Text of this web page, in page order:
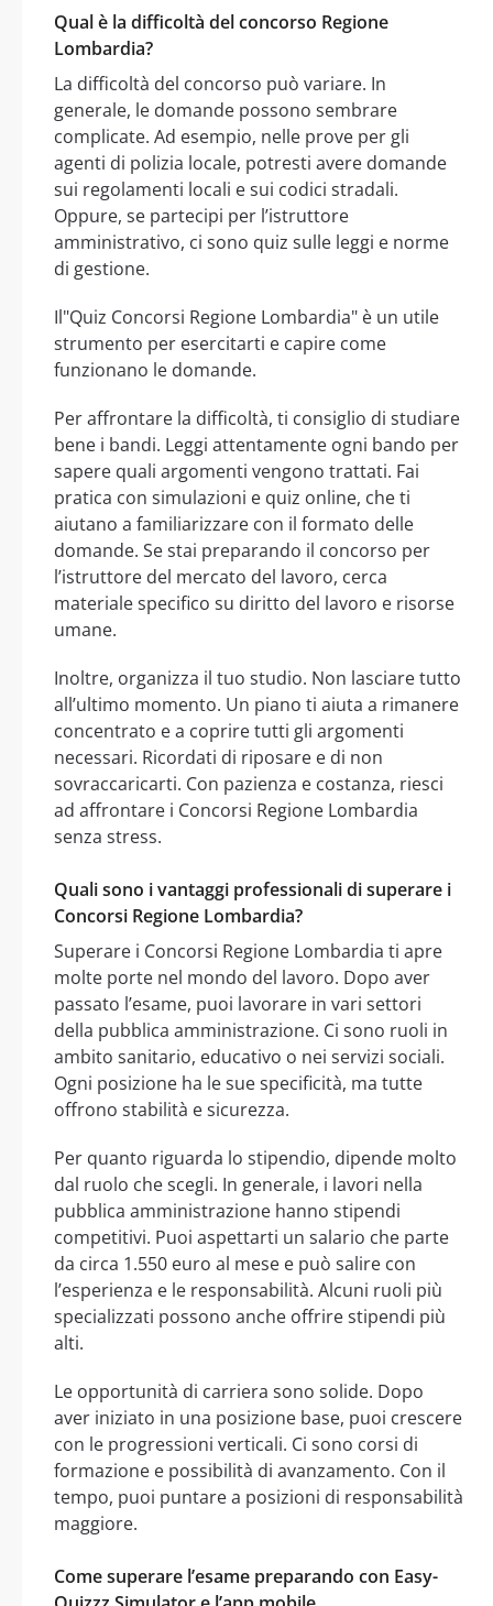
Qual è la difficoltà del concorso Regione
Lombardia?
La difficoltà del concorso può variare. In
generale, le domande possono sembrare
complicate. Ad esempio, nelle prove per gli
agenti di polizia locale, potresti avere domande
sui regolamenti locali e sui codici stradali.
Oppure, se partecipi per l’istruttore
amministrativo, ci sono quiz sulle leggi e norme
di gestione.
Il"Quiz Concorsi Regione Lombardia" è un utile
strumento per esercitarti e capire come
funzionano le domande.
Per affrontare la difficoltà, ti consiglio di studiare
bene i bandi. Leggi attentamente ogni bando per
sapere quali argomenti vengono trattati. Fai
pratica con simulazioni e quiz online, che ti
aiutano a familiarizzare con il formato delle
domande. Se stai preparando il concorso per
l’istruttore del mercato del lavoro, cerca
materiale specifico su diritto del lavoro e risorse
umane.
Inoltre, organizza il tuo studio. Non lasciare tutto
all’ultimo momento. Un piano ti aiuta a rimanere
concentrato e a coprire tutti gli argomenti
necessari. Ricordati di riposare e di non
sovraccaricarti. Con pazienza e costanza, riesci
ad affrontare i Concorsi Regione Lombardia
senza stress.
Quali sono i vantaggi professionali di superare i
Concorsi Regione Lombardia?
Superare i Concorsi Regione Lombardia ti apre
molte porte nel mondo del lavoro. Dopo aver
passato l’esame, puoi lavorare in vari settori
della pubblica amministrazione. Ci sono ruoli in
ambito sanitario, educativo o nei servizi sociali.
Ogni posizione ha le sue specificità, ma tutte
offrono stabilità e sicurezza.
Per quanto riguarda lo stipendio, dipende molto
dal ruolo che scegli. In generale, i lavori nella
pubblica amministrazione hanno stipendi
competitivi. Puoi aspettarti un salario che parte
da circa 1.550 euro al mese e può salire con
l’esperienza e le responsabilità. Alcuni ruoli più
specializzati possono anche offrire stipendi più
alti.
Le opportunità di carriera sono solide. Dopo
aver iniziato in una posizione base, puoi crescere
con le progressioni verticali. Ci sono corsi di
formazione e possibilità di avanzamento. Con il
tempo, puoi puntare a posizioni di responsabilità
maggiore.
Come superare l’esame preparando con Easy-